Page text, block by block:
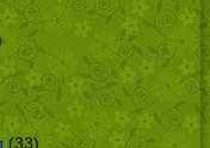
(33)